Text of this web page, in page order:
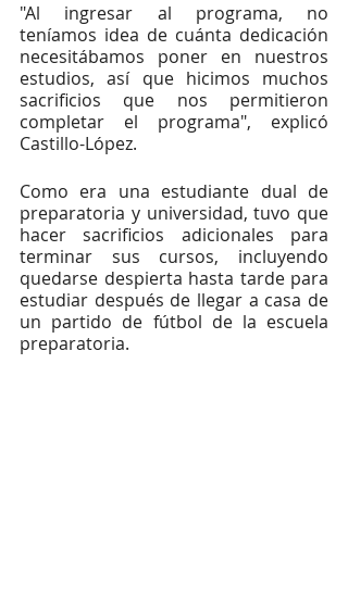
"Al ingresar al programa, no
teníamos idea de cuánta dedicación
necesitábamos poner en nuestros
estudios, así que hicimos muchos
sacrificios que nos permitieron
completar el programa", explicó
Castillo-López.
Como era una estudiante dual de
preparatoria y universidad, tuvo que
hacer sacrificios adicionales para
terminar sus cursos, incluyendo
quedarse despierta hasta tarde para
estudiar después de llegar a casa de
un partido de fútbol de la escuela
preparatoria.